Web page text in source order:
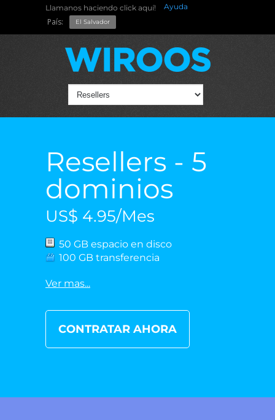
Llamanos haciendo click aquí! Ayuda
País: El Salvador
Resellers - 5
dominios
US$ 4.95/Mes
50 GB espacio en disco
100 GB transferencia
Ver mas...
CONTRATAR AHORA